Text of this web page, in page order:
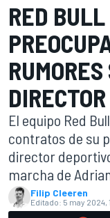
RED BULL
El equipo Red
contratos de su
director
marcha de
Filip Cleeren
Editado: 5 may 2024,